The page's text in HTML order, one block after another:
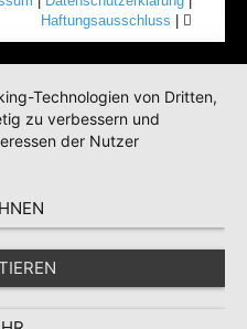
Haftungsausschluss
Technologien von Dritten,
zu verbessern und
der Nutzer